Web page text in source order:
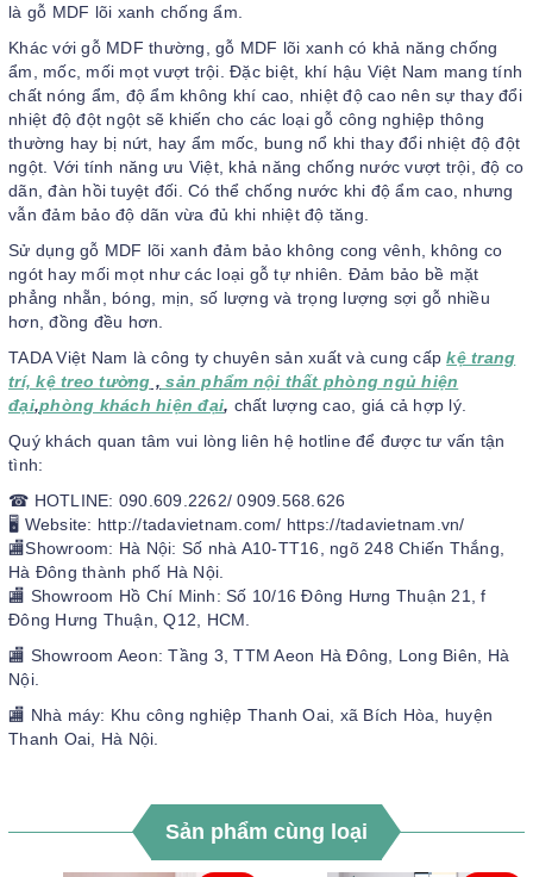
là gỗ MDF lõi xanh chống ẩm.
Khác với gỗ MDF thường, gỗ MDF lõi xanh có khả năng chống
ẩm, mốc, mối mọt vượt trội. Đặc biệt, khí hậu Việt Nam mang tính
chất nóng ẩm, độ ẩm không khí cao, nhiệt độ cao nên sự thay đổi
nhiệt độ đột ngột sẽ khiến cho các loại gỗ công nghiệp thông
thường hay bị nứt, hay ẩm mốc, bung nổ khi thay đổi nhiệt độ đột
ngột. Với tính năng ưu Việt, khả năng chống nước vượt trội, độ co
dãn, đàn hồi tuyệt đối. Có thể chống nước khi độ ẩm cao, nhưng
vẫn đảm bảo độ dãn vừa đủ khi nhiệt độ tăng.
Sử dụng gỗ MDF lõi xanh đảm bảo không cong vênh, không co
ngót hay mối mọt như các loại gỗ tự nhiên. Đảm bảo bề mặt
phẳng nhẵn, bóng, mịn, số lượng và trọng lượng sợi gỗ nhiều
hơn, đồng đều hơn.
TADA Việt Nam là công ty chuyên sản xuất và cung cấp kệ trang
trí, kệ treo tường , sản phẩm nội thất phòng ngủ hiện
đại,phòng khách hiện đại, chất lượng cao, giá cả hợp lý.
Quý khách quan tâm vui lòng liên hệ hotline để được tư vấn tận
tình:
☎ HOTLINE: 090.609.2262/ 0909.568.626
🖥 Website: http://tadavietnam.com/ https://tadavietnam.vn/
🏬Showroom: Hà Nội: Số nhà A10-TT16, ngõ 248 Chiến Thắng,
Hà Đông thành phố Hà Nội.
🏬 Showroom Hồ Chí Minh: Số 10/16 Đông Hưng Thuận 21, f
Đông Hưng Thuận, Q12, HCM.
🏬 Showroom Aeon: Tầng 3, TTM Aeon Hà Đông, Long Biên, Hà
Nội.
🏬 Nhà máy: Khu công nghiệp Thanh Oai, xã Bích Hòa, huyện
Thanh Oai, Hà Nội.
Sản phẩm cùng loại